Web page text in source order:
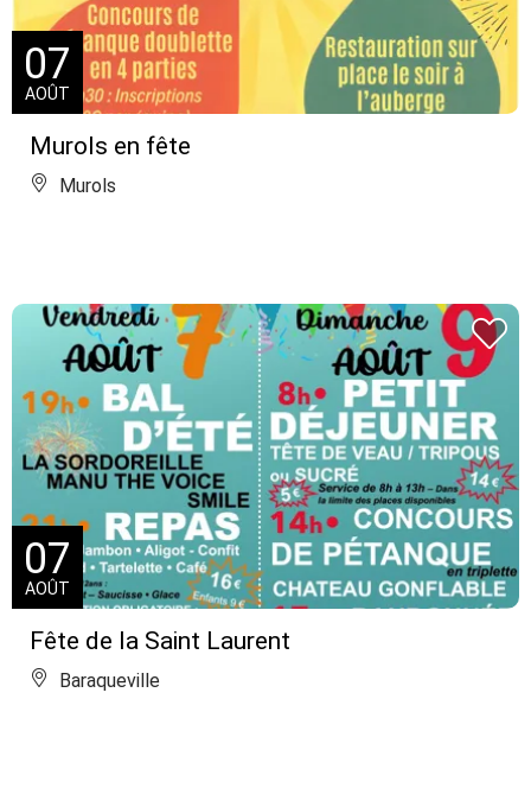
Murols en fête
07
AOÛT
Murols
Fête de la Saint Laurent
07
AOÛT
Baraqueville